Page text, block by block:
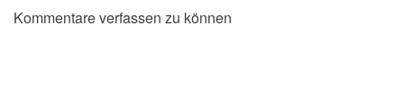
Kommentare verfassen zu können